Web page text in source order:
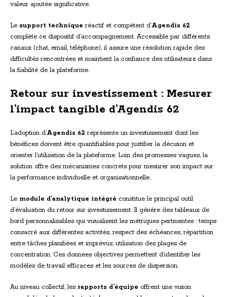
valeur ajoutée significative.
Le support technique réactif et compétent d’Agendis 62
complète ce dispositif d’accompagnement. Accessible par différents
canaux (chat, email, téléphone), il assure une résolution rapide des
difficultés rencontrées et maintient la confiance des utilisateurs dans
la fiabilité de la plateforme.
Retour sur investissement : Mesurer
l’impact tangible d’Agendis 62
L’adoption d’Agendis 62 représente un investissement dont les
bénéfices doivent être quantifiables pour justifier la décision et
orienter l’utilisation de la plateforme. Loin des promesses vagues, la
solution offre des mécanismes concrets pour mesurer son impact sur
la performance individuelle et organisationnelle.
Le module d’analytique intégré constitue le principal outil
d’évaluation du retour sur investissement. Il génère des tableaux de
bord personnalisables qui visualisent les métriques pertinentes : temps
consacré aux différentes activités, respect des échéances, répartition
entre tâches planifiées et imprévus, utilisation des plages de
concentration. Ces données objectives permettent d’identifier les
modèles de travail efficaces et les sources de dispersion.
Au niveau collectif, les rapports d’équipe offrent une vision